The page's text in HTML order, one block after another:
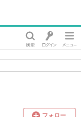
フォロー